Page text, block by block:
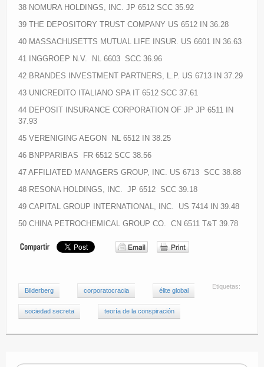
38 NOMURA HOLDINGS, INC. JP 6512 SCC 35.92
39 THE DEPOSITORY TRUST COMPANY US 6512 IN 36.28
40 MASSACHUSETTS MUTUAL LIFE INSUR. US 6601 IN 36.63
41 INGGROEP N.V. NL 6603 SCC 36.96
42 BRANDES INVESTMENT PARTNERS, L.P. US 6713 IN 37.29
43 UNICREDITO ITALIANO SPA IT 6512 SCC 37.61
44 DEPOSIT INSURANCE CORPORATION OF JP JP 6511 IN
37.93
45 VERENIGING AEGON NL 6512 IN 38.25
46 BNPPARIBAS FR 6512 SCC 38.56
47 AFFILIATED MANAGERS GROUP, INC. US 6713 SCC 38.88
48 RESONA HOLDINGS, INC. JP 6512 SCC 39.18
49 CAPITAL GROUP INTERNATIONAL, INC. US 7414 IN 39.48
50 CHINA PETROCHEMICAL GROUP CO. CN 6511 T&T 39.78
Etiquetas:
Bilderberg corporatocracia élite global
sociedad secreta teoría de la conspiración